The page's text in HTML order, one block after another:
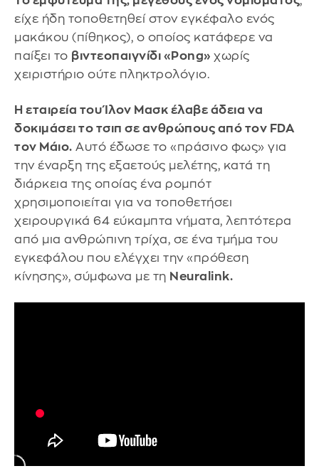
είχε ήδη τοποθετηθεί στον εγκέφαλο ενός
μακάκου (πίθηκος), ο οποίος κατάφερε να
παίξει το βιντεοπαιγνίδι «Pong» χωρίς
χειριστήριο ούτε πληκτρολόγιο.
Η εταιρεία του Ίλον Μασκ έλαβε άδεια να
δοκιμάσει το τσιπ σε ανθρώπους από τον FDA
τον Μάιο. Αυτό έδωσε το «πράσινο φως» για
την έναρξη της εξαετούς μελέτης, κατά τη
διάρκεια της οποίας ένα ρομπότ
χρησιμοποιείται για να τοποθετήσει
χειρουργικά 64 εύκαμπτα νήματα, λεπτότερα
από μια ανθρώπινη τρίχα, σε ένα τμήμα του
εγκεφάλου που ελέγχει την «πρόθεση
κίνησης», σύμφωνα με τη Neuralink.